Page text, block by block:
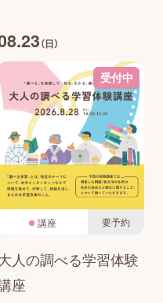
（日）
受付中
講座 要予約
人の調べる学習体験
座